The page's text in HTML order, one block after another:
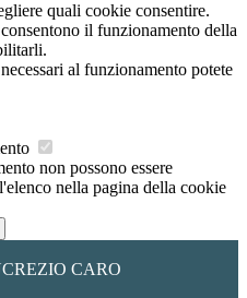
quali cookie consentire.
il funzionamento della
al funzionamento potete
non possono essere
nella pagina della cookie
CARO